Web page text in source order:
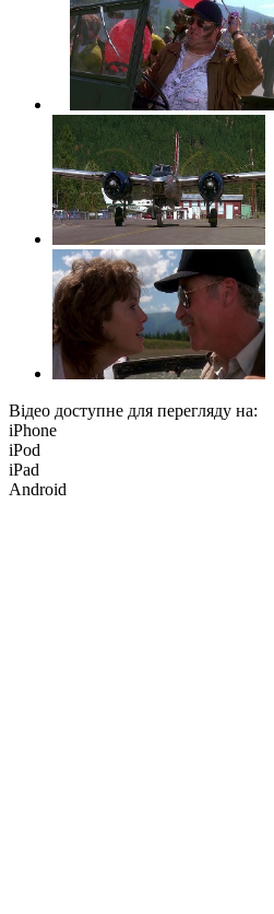
Відео доступне для перегляду на:
iPhone
iPod
iPad
Android